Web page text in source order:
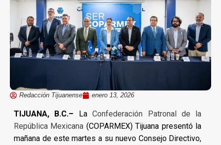
Redacción Tijuanense enero 13, 2026
TIJUANA, B.C.– LaConfederación Patronal de la
República Mexicana (COPARMEX) Tijuana presentó la
mañana de este martes a su nuevo Consejo Directivo,